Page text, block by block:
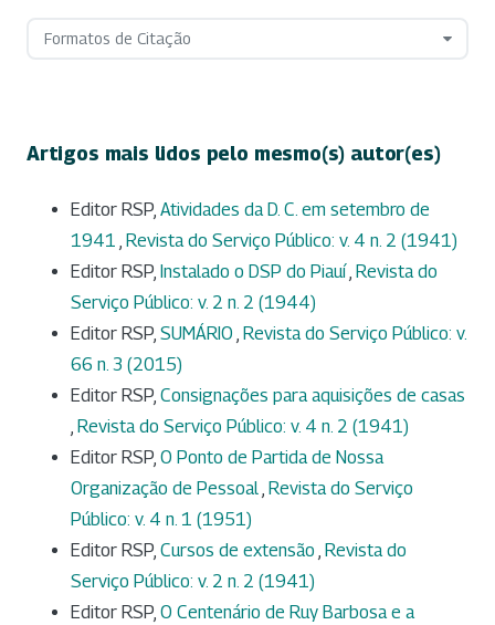
Formatos de Citação
Artigos mais lidos pelo mesmo(s) autor(es)
Editor RSP, Atividades da D. C. em setembro de
1941 , Revista do Serviço Público: v. 4 n. 2 (1941)
Editor RSP, Instalado o DSP do Piauí, Revista do
Serviço Público: v. 2 n. 2 (1944)
Editor RSP, SUMÁRIO , Revista do Serviço Público: v.
66 n. 3 (2015)
Editor RSP, Consignações para aquisições de casas
, Revista do Serviço Público: v. 4 n. 2 (1941)
Editor RSP, O Ponto de Partida de Nossa
Organização de Pessoal, Revista do Serviço
Público: v. 4 n. 1 (1951)
Editor RSP, Cursos de extensão , Revista do
Serviço Público: v. 2 n. 2 (1941)
Editor RSP, O Centenário de Ruy Barbosa e a